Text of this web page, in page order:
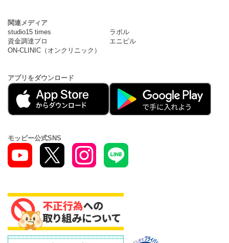
関連メディア
studio15 times
ラボル
資金調達プロ
エニピル
ON-CLINIC（オンクリニック）
アプリをダウンロード
モッピー公式SNS